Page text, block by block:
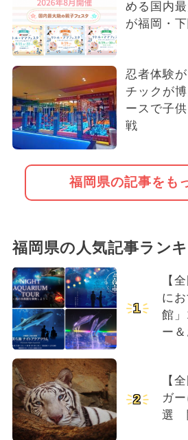
める国内
が福岡・
忍者体験
チックが
ースで子
戦
福岡県の記事をも
福岡県の人気記事ラン
1
【
に
館
ー
2
【
ガ
選